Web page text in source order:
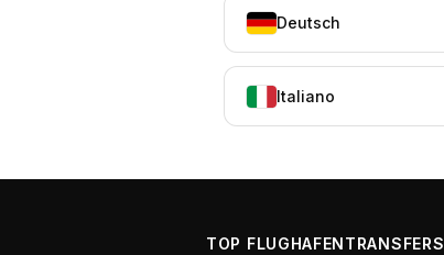
Deutsch
Italiano
TOP FLUGHAFENTRANSFERS